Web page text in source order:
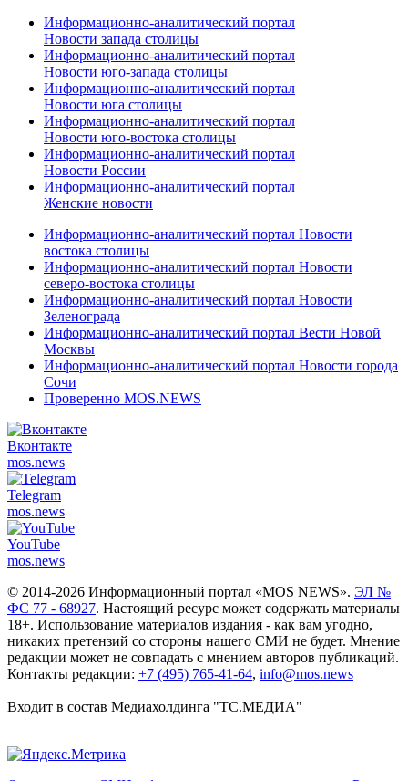
Информационно-аналитический портал
Новости запада столицы
Информационно-аналитический портал
Новости юго-запада столицы
Информационно-аналитический портал
Новости юга столицы
Информационно-аналитический портал
Новости юго-востока столицы
Информационно-аналитический портал
Новости России
Информационно-аналитический портал
Женские новости
Информационно-аналитический портал Новости
востока столицы
Информационно-аналитический портал Новости
северо-востока столицы
Информационно-аналитический портал Новости
Зеленограда
Информационно-аналитический портал Вести Новой
Москвы
Информационно-аналитический портал Новости города
Сочи
Проверенно MOS.NEWS
Вконтакте
mos.news
Telegram
mos.news
YouTube
mos.news
© 2014-2026 Информационный портал «MOS NEWS». ЭЛ №
ФС 77 - 68927. Настоящий ресурс может содержать материалы
18+. Использование материалов издания - как вам угодно,
никаких претензий со стороны нашего СМИ не будет. Мнение
редакции может не совпадать с мнением авторов публикаций.
Контакты редакции: +7 (495) 765-41-64, info@mos.news
Входит в состав Медиахолдинга "ТС.МЕДИА"